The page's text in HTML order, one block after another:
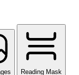
Reading Mask